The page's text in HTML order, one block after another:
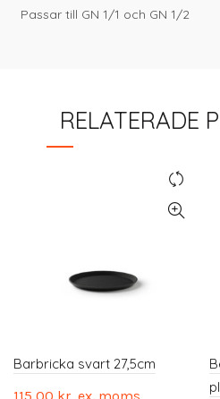
Passar till GN 1/1 och GN 1/2
RELATERADE
Barbricka svart 27,5cm